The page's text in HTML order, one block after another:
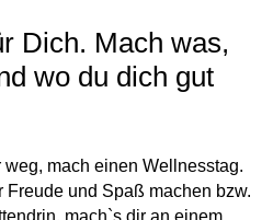
Dich. Mach was,
wo du dich gut
mach einen Wellnesstag.
und Spaß machen bzw.